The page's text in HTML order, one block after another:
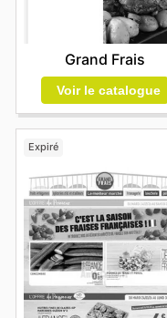
Grand Frais
Voir le catalogue
Expiré